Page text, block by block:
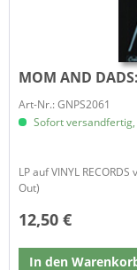
MOM AND DADS:
Art-Nr.: GNPS2061
Sofort
LP auf VINYL
Out)
12,50 €
In den